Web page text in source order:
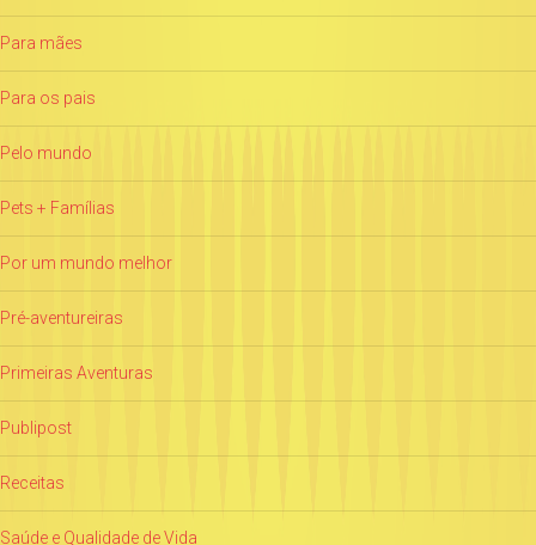
Para mães
Para os pais
Pelo mundo
Pets + Famílias
Por um mundo melhor
Pré-aventureiras
Primeiras Aventuras
Publipost
Receitas
Saúde e Qualidade de Vida